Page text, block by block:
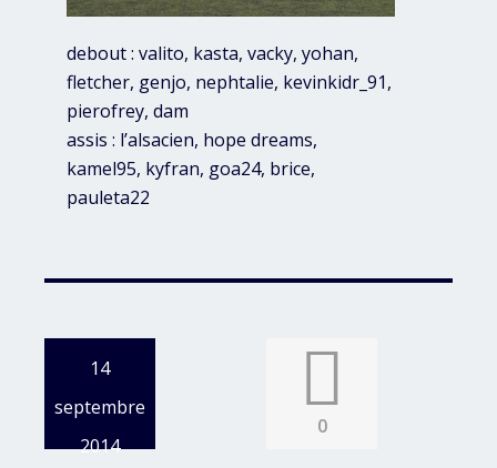
debout : valito, kasta, vacky, yohan,
fletcher, genjo, nephtalie, kevinkidr_91,
pierofrey, dam
assis : l’alsacien, hope dreams,
kamel95, kyfran, goa24, brice,
pauleta22
14
septembre
2014
0